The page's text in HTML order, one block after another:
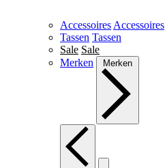
Accessoires Accessoires
Tassen Tassen
Sale Sale
Merken
Merken